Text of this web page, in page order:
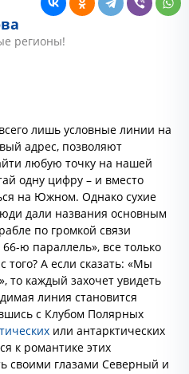
регионы!
лишь условные линии на
адрес, позволяют
любую точку на нашей
одну цифру – и вместо
на Южном. Однако сухие
дали названия основным
по громкой связи
ю параллель», все только
того? А если сказать: «Мы
то каждый захочет увидеть
линия становится
с Клубом Полярных
или антарктических
к романтике этих
своими глазами Северный и